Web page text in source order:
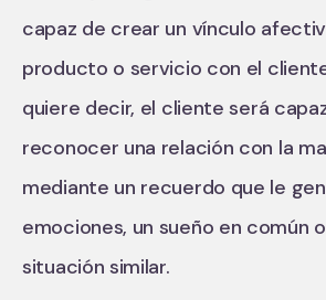
capaz de crear un vínculo
producto o servicio con el
quiere decir, el cliente será
reconocer una relación con la
mediante un recuerdo que le
emociones, un sueño en común
situación similar.